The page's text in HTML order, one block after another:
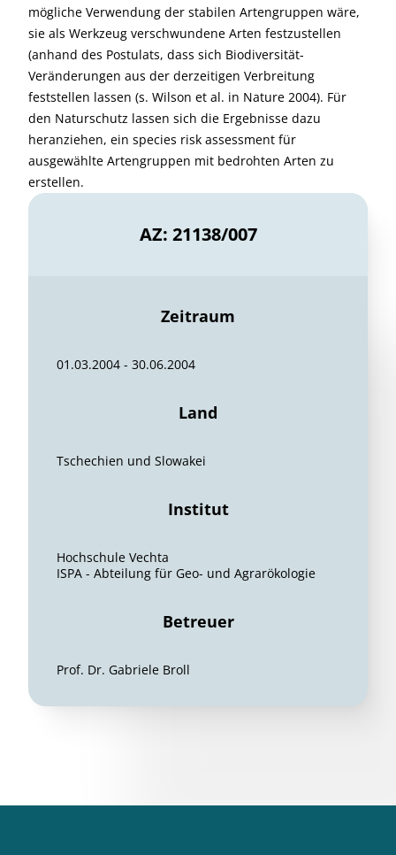
mögliche Verwendung der stabilen Artengruppen wäre,
sie als Werkzeug verschwundene Arten festzustellen
(anhand des Postulats, dass sich Biodiversität-
Veränderungen aus der derzeitigen Verbreitung
feststellen lassen (s. Wilson et al. in Nature 2004). Für
den Naturschutz lassen sich die Ergebnisse dazu
heranziehen, ein species risk assessment für
ausgewählte Artengruppen mit bedrohten Arten zu
erstellen.
AZ: 21138/007
Zeitraum
01.03.2004 - 30.06.2004
Land
Tschechien und Slowakei
Institut
Hochschule Vechta
ISPA - Abteilung für Geo- und Agrarökologie
Betreuer
Prof. Dr. Gabriele Broll